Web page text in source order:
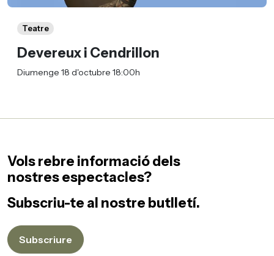
Teatre
Devereux i Cendrillon
Diumenge 18 d'octubre 18:00h
Vols rebre informació dels
nostres espectacles?
Subscriu-te al nostre butlletí.
Subscriure